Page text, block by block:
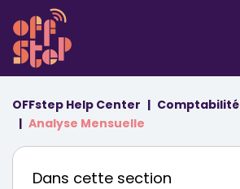
OFFstep Help Center
Comptabilité
Analyse Mensuelle
Dans cette section